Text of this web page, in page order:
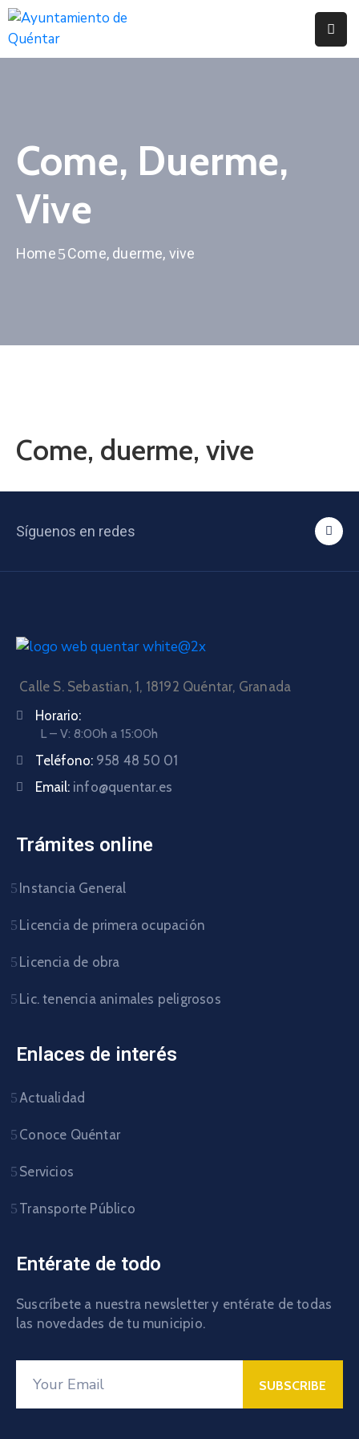
Servicios
Actualidad
Come, Duerme,
Vive
Home Come, duerme, vive
Come, duerme, vive
Síguenos en redes
Calle S. Sebastian, 1, 18192 Quéntar, Granada
Horario:
L – V: 8:00h a 15:00h
Teléfono: 958 48 50 01
Email: info@quentar.es
Trámites online
Instancia General
Licencia de primera ocupación
Licencia de obra
Lic. tenencia animales peligrosos
Enlaces de interés
Actualidad
Conoce Quéntar
Servicios
Transporte Público
Entérate de todo
Suscríbete a nuestra newsletter y entérate de todas
las novedades de tu municipio.